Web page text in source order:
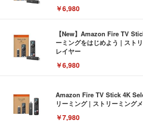
￥6,980
【New】Amazon Fire TV
ーミングをはじめよう | スト
レイヤー
￥6,980
Amazon Fire TV Stick 4K
リーミング | ストリーミング
￥7,980